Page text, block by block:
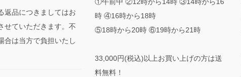
返品につきましてはお
せていただきます。不
合は当方で負担いたし
時 ④16時から18時
⑤18時から20時 ⑥19時から21時
33,000円(税込)以上お買い上げの方は送
料無料！